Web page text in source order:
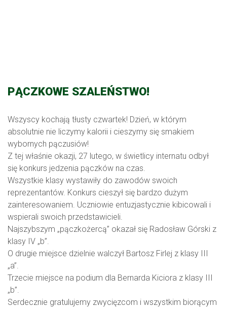
PĄCZKOWE SZALEŃSTWO!
Wszyscy kochają tłusty czwartek! Dzień, w którym
absolutnie nie liczymy kalorii i cieszymy się smakiem
wybornych pączusiów!
Z tej właśnie okazji, 27 lutego, w świetlicy internatu odbył
się konkurs jedzenia pączków na czas.
Wszystkie klasy wystawiły do zawodów swoich
reprezentantów. Konkurs cieszył się bardzo dużym
zainteresowaniem. Uczniowie entuzjastycznie kibicowali i
wspierali swoich przedstawicieli.
Najszybszym „pączkożercą” okazał się Radosław Górski z
klasy IV „b”.
O drugie miejsce dzielnie walczył Bartosz Firlej z klasy III
„a”.
Trzecie miejsce na podium dla Bernarda Kiciora z klasy III
„b”.
Serdecznie gratulujemy zwycięzcom i wszystkim biorącym